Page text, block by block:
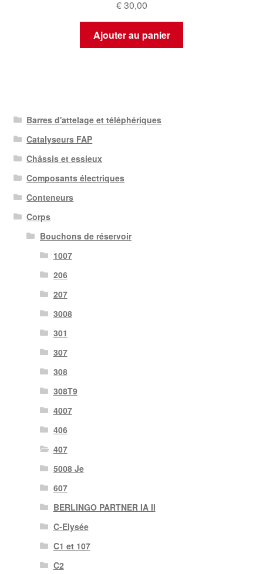
€30,00
Ajouter au panier
Barres d'attelage et téléphériques
Catalyseurs FAP
Châssis et essieux
Composants électriques
Conteneurs
Corps
Bouchons de réservoir
1007
206
207
3008
301
307
308
308T9
4007
406
407
5008 Je
607
BERLINGO PARTNER IA II
C-Elysée
C1 et 107
C2